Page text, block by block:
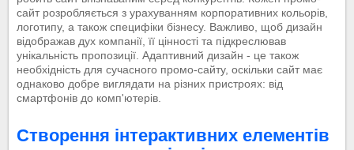
сайт розробляється з урахуванням корпоративних кольорів,
логотипу, а також специфіки бізнесу. Важливо, щоб дизайн
відображав дух компанії, її цінності та підкреслював
унікальність пропозиції. Адаптивний дизайн - це також
необхідність для сучасного промо-сайту, оскільки сайт має
однаково добре виглядати на різних пристроях: від
смартфонів до комп'ютерів.
Створення інтерактивних елементів